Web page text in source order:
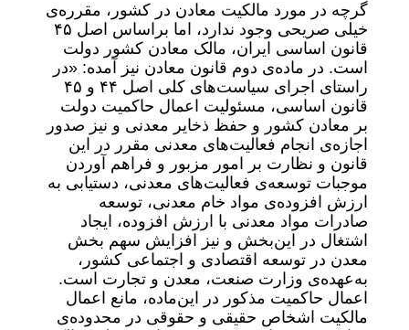
گرچه در مورد مالکیت معادن در کشور، مقرره‌ی
خیلی صریحی وجود ندارد، اما براساس اصل ۴۵
قانون اساسی ایران، مالک معادن کشور دولت
است. در ماده‌ی دوم قانون معادن نیز آمده: «در
راستای اجرای سیاست‌های کلی اصل ۴۴ و ۴۵
قانون اساسی، مسئولیت اعمال حاکمیت دولت
بر معادن کشور و حفظ ذخایر معدنی و نیز صدور
اجازه‌ی انجام فعالیت‌های معدنی مقرر در این
قانون و نظارت بر امور مزبور و فراهم آوردن
موجبات توسعه‌ی فعالیت‌های معدنی، دستیابی به
ارزش ‌افزوده‌ی مواد خام معدنی، توسعه
صادرات مواد معدنی با ارزش ‌افزوده، ایجاد
اشتغال در این‌بخش و نیز افزایش سهم بخش
معدن در توسعه اقتصادی و اجتماعی کشور،
به‌‌عهده‌ی وزارت صنعت، معدن و تجارت است.
اعمال حاکمیت مذکور در این‌ماده، مانع اعمال
مالکیت اشخاص حقیقی و حقوقی در محدوده‌ی